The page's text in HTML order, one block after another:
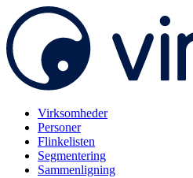
Virksomheder
Personer
Flinkelisten
Segmentering
Sammenligning